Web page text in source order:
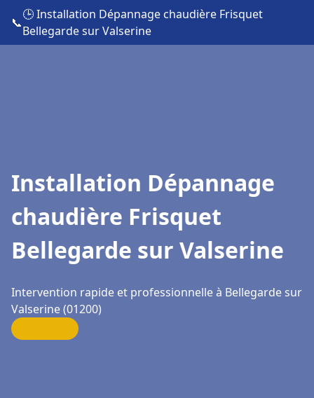
📞
🕒 Installation Dépannage chaudière Frisquet
Bellegarde sur Valserine
Installation Dépannage
chaudière Frisquet
Bellegarde sur Valserine
Intervention rapide et professionnelle à Bellegarde sur
Valserine (01200)